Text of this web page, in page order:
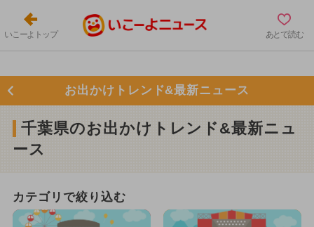
いこーよトップ あとで読む
お出かけトレンド&最新ニュース
千葉県のお出かけトレンド&最新ニュ
ース
カテゴリで絞り込む